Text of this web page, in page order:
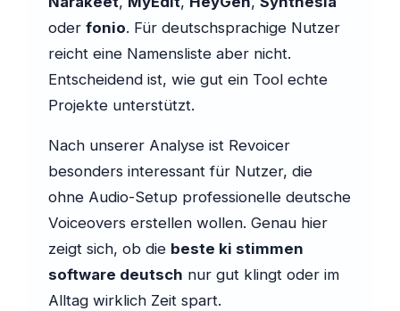
oder fonio. Für deutschsprachige Nutzer
reicht eine Namensliste aber nicht.
Entscheidend ist, wie gut ein Tool echte
Projekte unterstützt.
Nach unserer Analyse ist Revoicer
besonders interessant für Nutzer, die
ohne Audio-Setup professionelle deutsche
Voiceovers erstellen wollen. Genau hier
zeigt sich, ob die beste ki stimmen
software deutsch nur gut klingt oder im
Alltag wirklich Zeit spart.